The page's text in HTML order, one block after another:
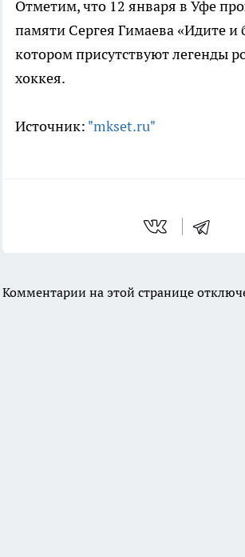
Отметим, что 12 января в Уфе
памяти Сергея Гимаева «Идите и
котором присутствуют легенды
хоккея.
Источник: "mkset.ru"
Комментарии на этой странице